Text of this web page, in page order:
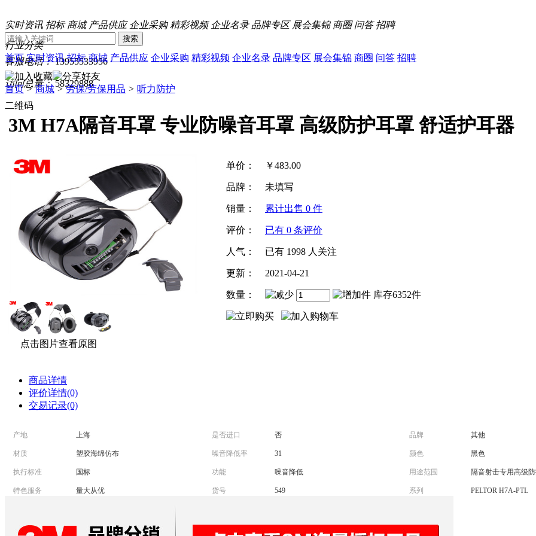
实时资讯 招标 商城 产品供应 企业采购 精彩视频 企业名录 品牌专区 展会集锦 商圈 问答 招聘
搜索
客服电话： 13955533956
访问总量： 58329888
二维码
行业分类
首页 实时资讯 招标 商城 产品供应 企业采购 精彩视频 企业名录 品牌专区 展会集锦 商圈 问答 招聘
首页 > 商城 > 劳保/劳保用品 > 听力防护
3M H7A隔音耳罩 专业防噪音耳罩 高级防护耳罩 舒适护耳器
点击图片查看原图
单价： ￥483.00
品牌： 未填写
销量： 累计出售 0 件
评价： 已有 0 条评价
人气： 已有 1998 人关注
更新： 2021-04-21
数量： 件 库存6352件
商品详情
评价详情(0)
交易记录(0)
产地 上海 是否进口 否 品牌 其他
材质 塑胶海绵仿布 噪音降低率 31 颜色 黑色
执行标准 国标 功能 噪音降低 用途范围 隔音射击专用高级
特色服务 量大从优 货号 549 系列 PELTOR H7A-PTL